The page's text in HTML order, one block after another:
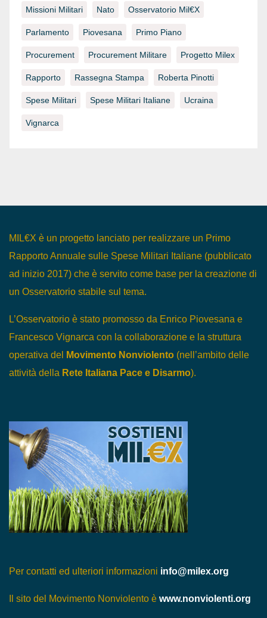
Missioni Militari Nato Osservatorio Mil€x
Parlamento Piovesana Primo Piano
Procurement Procurement Militare Progetto Milex
Rapporto Rassegna Stampa Roberta Pinotti
Spese Militari Spese Militari Italiane Ucraina
Vignarca
MIL€X è un progetto lanciato per realizzare un Primo
Rapporto Annuale sulle Spese Militari Italiane (pubblicato
ad inizio 2017) che è servito come base per la creazione di
un Osservatorio stabile sul tema.
L’Osservatorio è stato promosso da Enrico Piovesana e
Francesco Vignarca con la collaborazione e la struttura
operativa del
Movimento Nonviolento (nell’ambito delle
attività della Rete Italiana Pace e Disarmo).
Per contatti ed ulteriori informazioni info@milex.org
Il sito del Movimento Nonviolento è www.nonviolenti.org